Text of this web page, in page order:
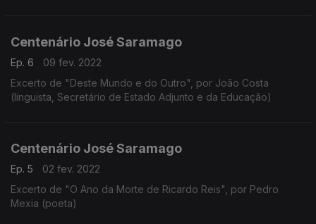
Centenário José Saramago
Ep. 6
09 fev. 2022
Excerto de "Deste Mundo e do Outro", por João Costa
(linguista, Secretário de Estado Adjunto e da Educação)
Centenário José Saramago
Ep. 5
02 fev. 2022
Excerto de "O Ano da Morte de Ricardo Reis", por Pedro
Mexia (poeta)